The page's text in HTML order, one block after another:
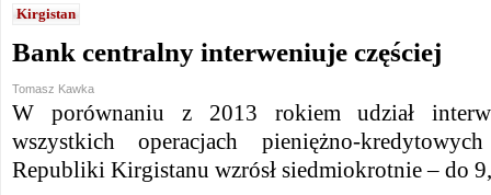
Kirgistan
Bank centralny interweniuje częściej
Tomasz Kawka
W porównaniu z 2013 rokiem udział
wszystkich operacjach pieniężno-
Republiki Kirgistanu wzrósł siedmiokrotnie – do